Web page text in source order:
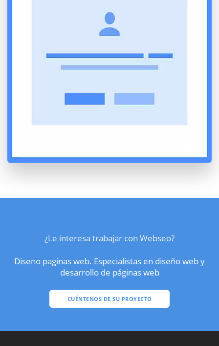
¿Le interesa trabajar con Webseo?
Diseno paginas web. Especialistas en diseño web y
desarrollo de páginas web
CUÉNTENOS DE SU PROYECTO